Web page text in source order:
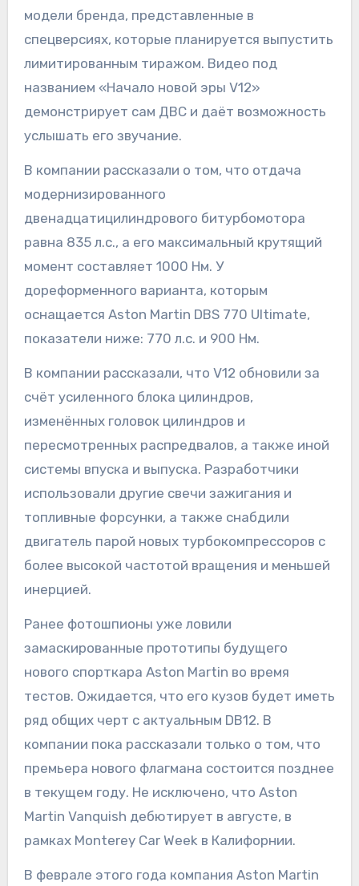
модели бренда, представленные в
спецверсиях, которые планируется выпустить
лимитированным тиражом. Видео под
названием «Начало новой эры V12»
демонстрирует сам ДВС и даёт возможность
услышать его звучание.
В компании рассказали о том, что отдача
модернизированного
двенадцатицилиндрового битурбомотора
равна 835 л.с., а его максимальный крутящий
момент составляет 1000 Нм. У
дореформенного варианта, которым
оснащается Aston Martin DBS 770 Ultimate,
показатели ниже: 770 л.с. и 900 Нм.
В компании рассказали, что V12 обновили за
счёт усиленного блока цилиндров,
изменённых головок цилиндров и
пересмотренных распредвалов, а также иной
системы впуска и выпуска. Разработчики
использовали другие свечи зажигания и
топливные форсунки, а также снабдили
двигатель парой новых турбокомпрессоров с
более высокой частотой вращения и меньшей
инерцией.
Ранее фотошпионы уже ловили
замаскированные прототипы будущего
нового спорткара Aston Martin во время
тестов. Ожидается, что его кузов будет иметь
ряд общих черт с актуальным DB12. В
компании пока рассказали только о том, что
премьера нового флагмана состоится позднее
в текущем году. Не исключено, что Aston
Martin Vanquish дебютирует в августе, в
рамках Monterey Car Week в Калифорнии.
В феврале этого года компания Aston Martin